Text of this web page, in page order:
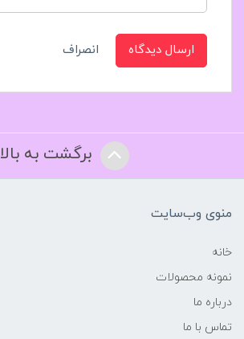
ارسال دیدگاه انصراف
برگشت به بالا
منوی وب‌سایت
خانه
نمونه محصولات
درباره ما
تماس با ما